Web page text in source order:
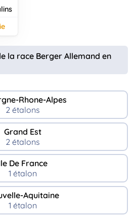
la race Berger Allemand en
Rhone-Alpes
2 étalons
Grand Est
2 étalons
De France
1 étalon
Aquitaine
1 étalon